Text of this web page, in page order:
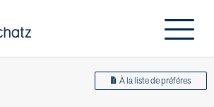
À la liste de préféres